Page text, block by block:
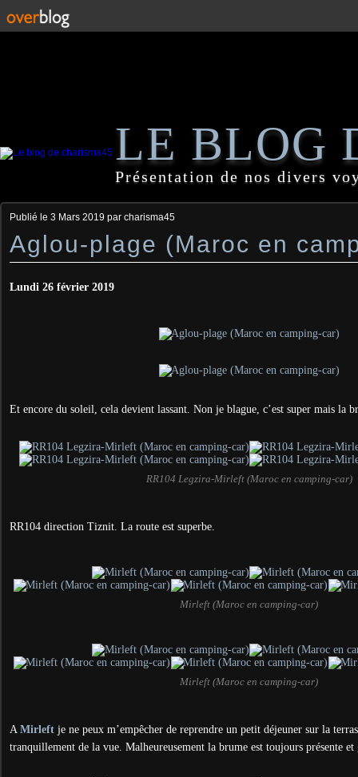
LE BLOG
Présentation de nos divers
Publié le 3 Mars 2019 par charisma45
Aglou-plage (Maroc en
Lundi 26 février 2019
Et encore du soleil, cela devient lassant. Non je blague, c’est super mais la
RR104 Legzira-Mirleft (Maroc en camping-car)
RR104 direction Tiznit. La route est superbe.
Mirleft (Maroc en camping-car)
Mirleft (Maroc en camping-car)
A Mirleft je ne peux m’empêcher de reprendre un petit déjeuner sur la
tranquillement de la vue. Malheureusement la brume est toujours présente et